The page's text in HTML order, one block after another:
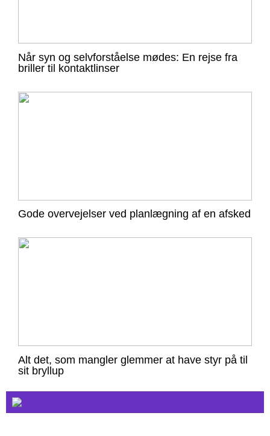
Når syn og selvforståelse mødes: En rejse fra
briller til kontaktlinser
Gode overvejelser ved planlægning af en afsked
Alt det, som mangler glemmer at have styr på til
sit bryllup